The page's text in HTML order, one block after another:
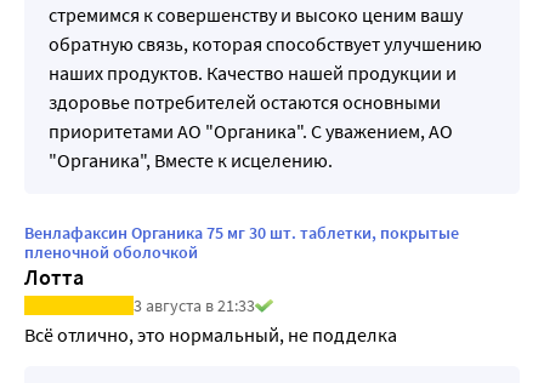
стремимся к совершенству и высоко ценим вашу
обратную связь, которая способствует улучшению
наших продуктов. Качество нашей продукции и
здоровье потребителей остаются основными
приоритетами АО "Органика". С уважением, АО
"Органика", Вместе к исцелению.
Венлафаксин Органика 75 мг 30 шт. таблетки, покрытые
пленочной оболочкой
Лотта
3 августа в 21:33
Всё отлично, это нормальный, не подделка